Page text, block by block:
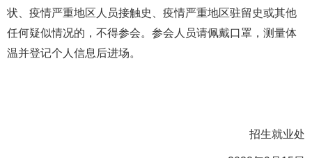
状、疫情严重地区人员接触史、疫情严重地区驻留史或其他
任何疑似情况的，不得参会。参会人员请佩戴口罩，测量体
温并登记个人信息后进场。
招生就业处